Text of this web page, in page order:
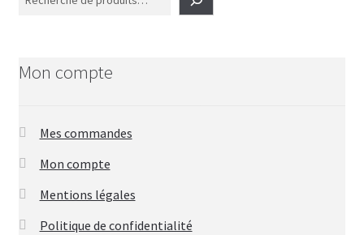
Mon compte
Mes commandes
Mon compte
Mentions légales
Politique de confidentialité